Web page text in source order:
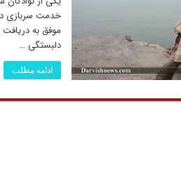
خدمت سربازی
موفق به
دلبستگی …
ادامه مطلب